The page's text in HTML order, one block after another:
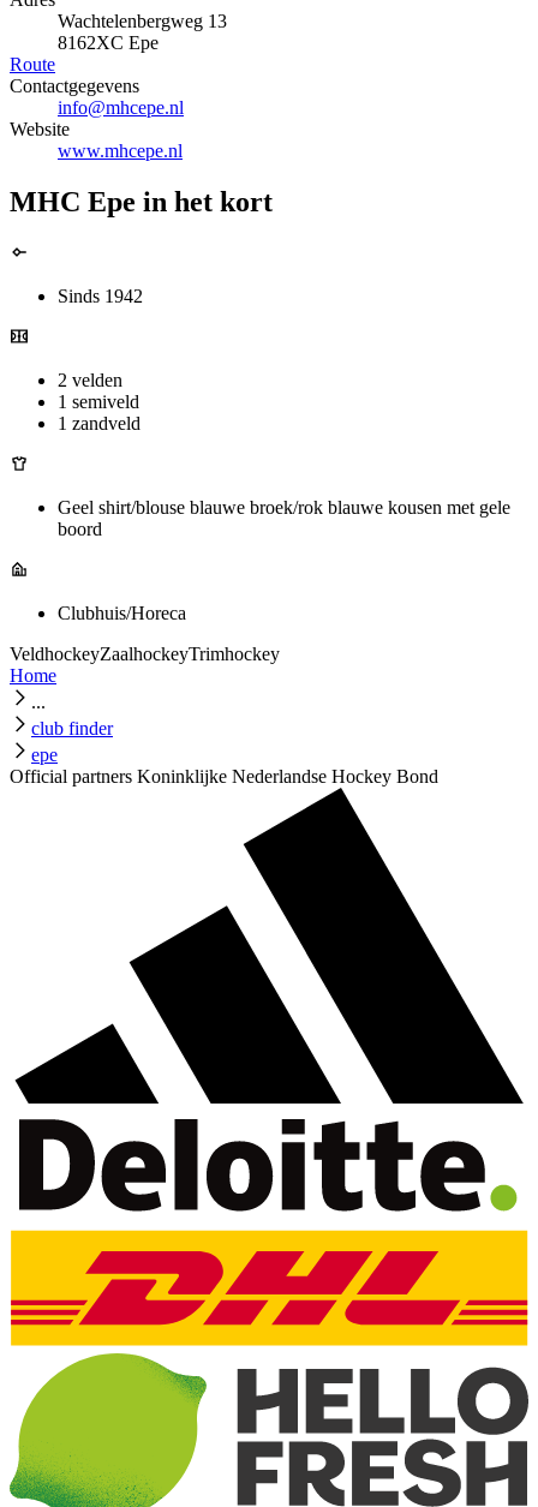
Wachtelenbergweg 13
8162XC Epe
Route
Contactgegevens
info@mhcepe.nl
Website
www.mhcepe.nl
MHC Epe in het kort
Sinds 1942
2 velden
1 semiveld
1 zandveld
Geel shirt/blouse blauwe broek/rok blauwe kousen met gele
boord
Clubhuis/Horeca
VeldhockeyZaalhockeyTrimhockey
Home
...
club finder
epe
Official partners Koninklijke Nederlandse Hockey Bond